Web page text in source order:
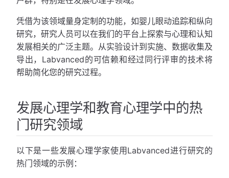
凭借为该领域量身定制的功能，如婴儿眼动追踪和纵向
研究，研究人员可以在我们的平台上探索与心理和认知
发展相关的广泛主题。从实验设计到实施、数据收集及
导出，Labvanced的可信赖和经过同行评审的技术将
帮助简化您的研究过程。
发展心理学和教育心理学中的热
门研究领域
以下是一些发展心理学家使用Labvanced进行研究的
热门领域的示例：